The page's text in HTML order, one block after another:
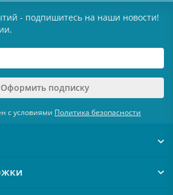
- подпишитесь на наши новости!
Оформить подписку
с условиями Политика безопасности